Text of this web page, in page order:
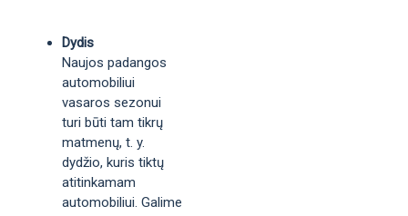
Dydis
Naujos padangos
automobiliui
vasaros sezonui
turi būti tam tikrų
matmenų, t. y.
dydžio, kuris tiktų
atitinkamam
automobiliui. Galime